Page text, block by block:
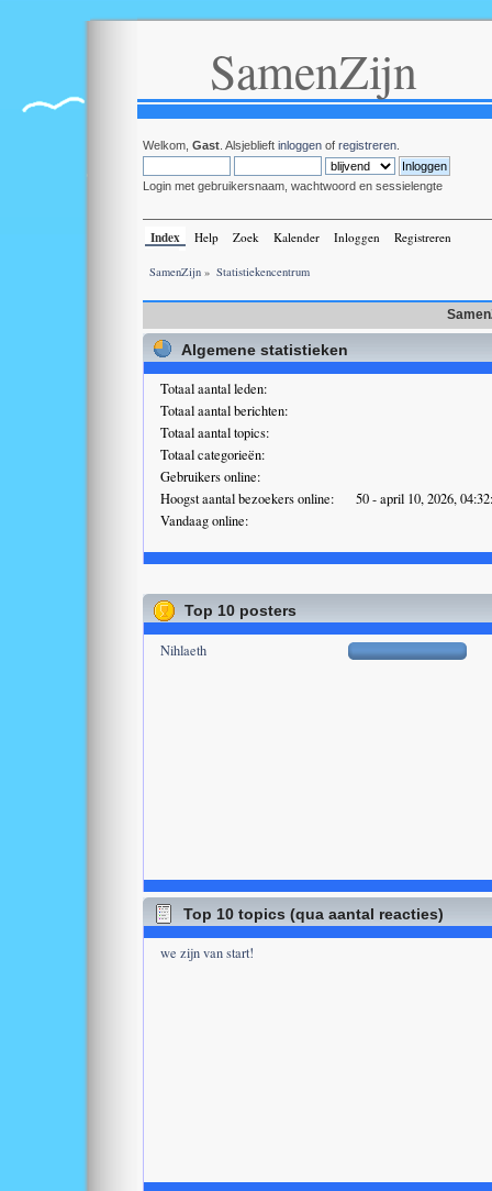
SamenZijn
Welkom, Gast . Alsjeblieft inloggen of registreren
Login met gebruikersnaam, wachtwoord en sessielengte
Index Help Zoek Kalender Inloggen Registreren
SamenZijn » Statistiekencentrum
Algemene statistieken
Totaal aantal leden:
Totaal aantal berichten:
Totaal aantal topics:
Totaal categorieën:
Gebruikers online:
Hoogst aantal bezoekers online:
50 - april 10, 2026,
Vandaag online:
Top 10 posters
Nihlaeth
Top 10 topics (qua aantal reacties)
we zijn van start!